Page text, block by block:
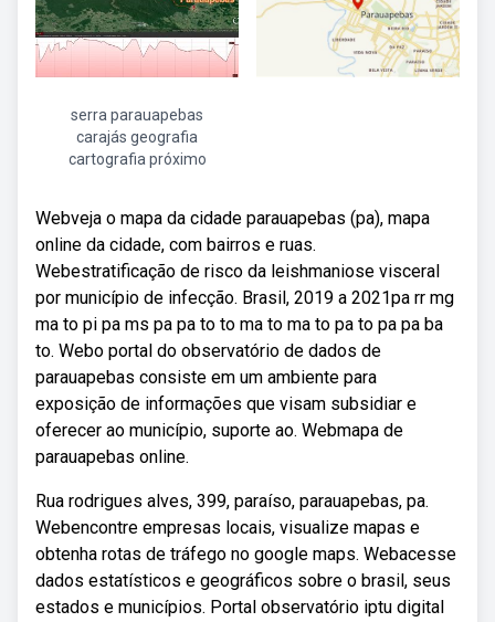
serra parauapebas
carajás geografia
cartografia próximo
Webveja o mapa da cidade parauapebas (pa), mapa
online da cidade, com bairros e ruas.
Webestratificação de risco da leishmaniose visceral
por município de infecção. Brasil, 2019 a 2021pa rr mg
ma to pi pa ms pa pa to to ma to ma to pa to pa pa ba
to. Webo portal do observatório de dados de
parauapebas consiste em um ambiente para
exposição de informações que visam subsidiar e
oferecer ao município, suporte ao. Webmapa de
parauapebas online.
Rua rodrigues alves, 399, paraíso, parauapebas, pa.
Webencontre empresas locais, visualize mapas e
obtenha rotas de tráfego no google maps. Webacesse
dados estatísticos e geográficos sobre o brasil, seus
estados e municípios. Portal observatório iptu digital